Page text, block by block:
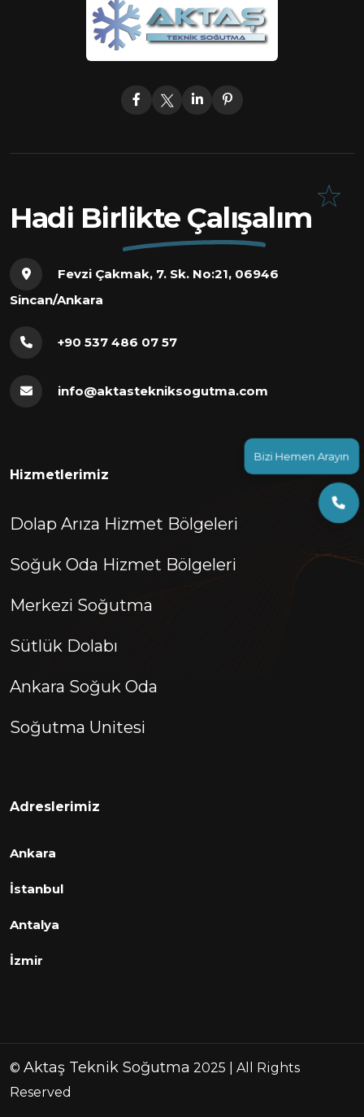
Bizi Hemen Arayın
Hadi Birlikte Çalışalım
Fevzi Çakmak, 7. Sk. No:21, 06946
Sincan/Ankara
+90 537 486 07 57
info@aktastekniksogutma.com
Hizmetlerimiz
Dolap Arıza Hizmet Bölgeleri
Soğuk Oda Hizmet Bölgeleri
Merkezi Soğutma
Sütlük Dolabı
Ankara Soğuk Oda
Soğutma Unitesi
Adreslerimiz
Ankara
İstanbul
Antalya
İzmir
© Aktaş Teknik Soğutma 2025 | All Rights
Reserved